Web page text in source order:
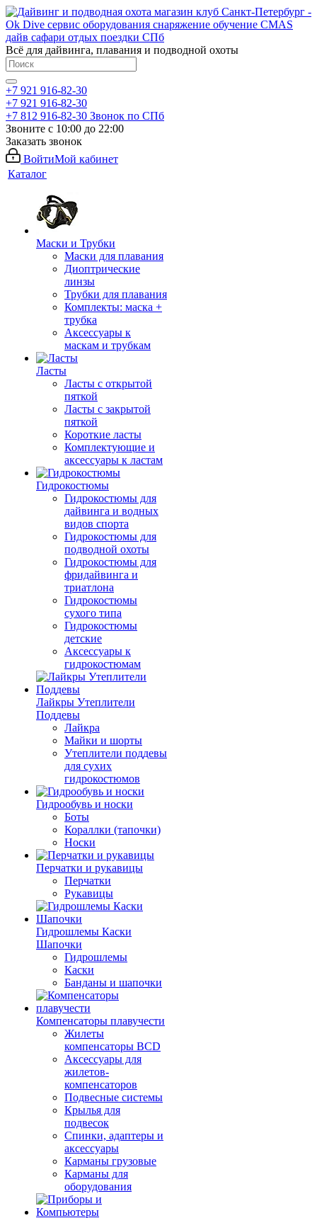
Всё для дайвинга, плавания и подводной охоты
+7 921 916-82-30
+7 921 916-82-30
+7 812 916-82-30 Звонок по СПб
Звоните с 10:00 до 22:00
Заказать звонок
ВойтиМой кабинет
Каталог
Маски и Трубки
Маски для плавания
Диоптрические
линзы
Трубки для плавания
Комплекты: маска +
трубка
Аксессуары к
маскам и трубкам
Ласты
Ласты с открытой
пяткой
Ласты с закрытой
пяткой
Короткие ласты
Комплектующие и
аксессуары к ластам
Гидрокостюмы
Гидрокостюмы для
дайвинга и водных
видов спорта
Гидрокостюмы для
подводной охоты
Гидрокостюмы для
фридайвинга и
триатлона
Гидрокостюмы
сухого типа
Гидрокостюмы
детские
Аксессуары к
гидрокостюмам
Лайкры Утеплители
Поддевы
Лайкра
Майки и шорты
Утеплители поддевы
для сухих
гидрокостюмов
Гидрообувь и носки
Боты
Кораллки (тапочки)
Носки
Перчатки и рукавицы
Перчатки
Рукавицы
Гидрошлемы Каски
Шапочки
Гидрошлемы
Каски
Банданы и шапочки
Компенсаторы плавучести
Жилеты
компенсаторы BCD
Аксессуары для
жилетов-
компенсаторов
Подвесные системы
Крылья для
подвесок
Спинки, адаптеры и
аксессуары
Карманы грузовые
Карманы для
оборудования